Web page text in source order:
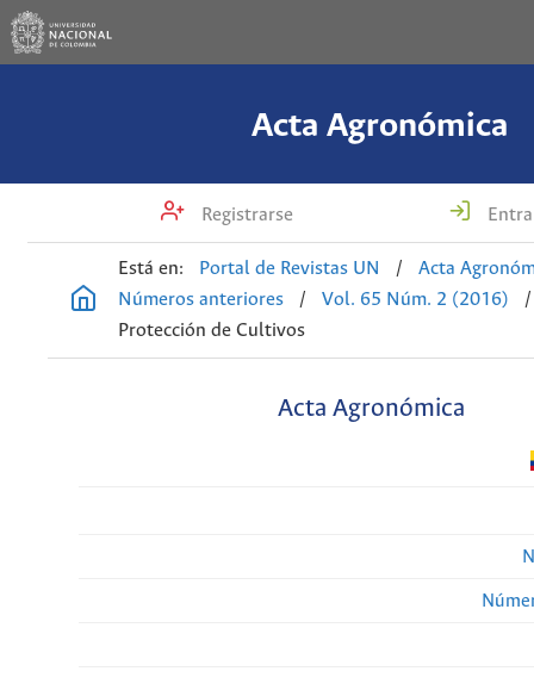
Acta Agronómica
Registrarse
Está en: Portal de Revistas UN /
Acta
Números anteriores
/ Vol. 65 Núm. 2 (2016)
/
Protección de Cultivos
Acta Agronómica